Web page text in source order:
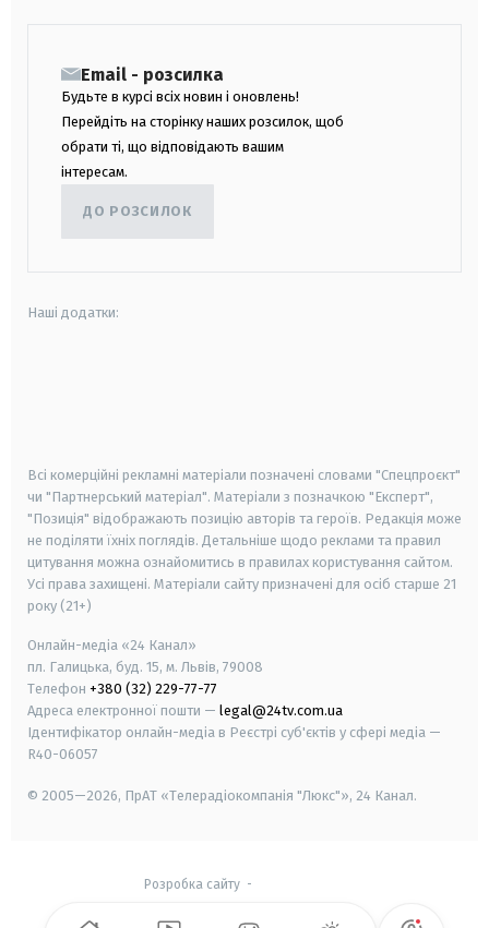
Email - розсилка
Будьте в курсі всіх новин і оновлень!
Перейдіть на сторінку наших розсилок, щоб
обрати ті, що відповідають вашим
інтересам.
ДО РОЗСИЛОК
Наші додатки:
Всі комерційні рекламні матеріали позначені словами "Спецпроєкт"
чи "Партнерський матеріал". Матеріали з позначкою "Експерт",
"Позиція" відображають позицію авторів та героїв. Редакція може
не поділяти їхніх поглядів. Детальніше щодо реклами та правил
цитування можна ознайомитись в правилах користування сайтом.
Усі права захищені. Матеріали сайту призначені для осіб старше 21
року (21+)
Онлайн-медіа «24 Канал»
пл. Галицька, буд. 15, м. Львів, 79008
Телефон +380 (32) 229-77-77
Адреса електронної пошти — legal@24tv.com.ua
Ідентифікатор онлайн-медіа в Реєстрі суб'єктів у сфері медіа —
R40-06057
© 2005—2026, ПрАТ «Телерадіокомпанія "Люкс"», 24 Канал.
Розробка сайту-